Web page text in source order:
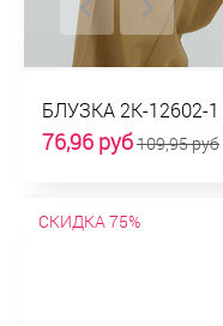
БЛУЗКА 2К-12602-1
76,96 руб109,95 руб
СКИДКА 75%